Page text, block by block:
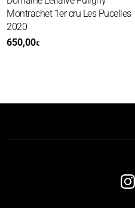
1er cru Les Pucelles
€